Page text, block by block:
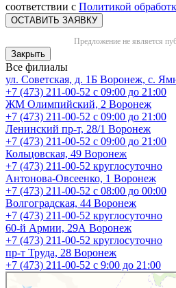
соответствии с Политикой
ОСТАВИТЬ ЗАЯВКУ
Предложение не является
Закрыть
Все филиалы
ул. Советская, д. 1Б Воронеж, с.
+7 (473) 211-00-52 с 09:00 до 21:00
ЖМ Олимпийский, 2 Воронеж
+7 (473) 211-00-52 с 09:00 до 21:00
Ленинский пр-т, 28/1 Воронеж
+7 (473) 211-00-52 с 09:00 до 21:00
Кольцовская, 49 Воронеж
+7 (473) 211-00-52 круглосуточно
Антонова-Овсеенко, 1 Воронеж
+7 (473) 211-00-52 с 08:00 до 00:00
Волгоградская, 44 Воронеж
+7 (473) 211-00-52 круглосуточно
60-й Армии, 29А Воронеж
+7 (473) 211-00-52 круглосуточно
пр-т Труда, 28 Воронеж
+7 (473) 211-00-52 c 9:00 до 21:00